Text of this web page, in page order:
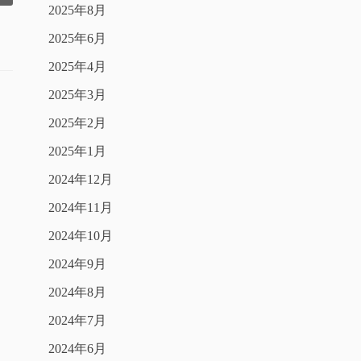
2025年8月
2025年6月
2025年4月
2025年3月
2025年2月
2025年1月
2024年12月
2024年11月
2024年10月
2024年9月
2024年8月
2024年7月
2024年6月